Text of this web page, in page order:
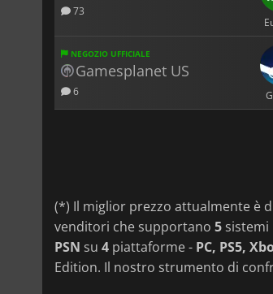
73
NEGOZIO UFFICIALE
Gamesplanet US
6
(*) Il miglior prezzo attualmente è
venditori che supportano 5 sistemi
PSN su 4 piattaforme - PC, PS5,
Edition. Il nostro strumento di